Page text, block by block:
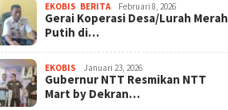
EKOBIS BERITA Februari 8, 2026
Gerai Koperasi Desa/Lurah Merah
Putih di…
EKOBIS Januari 23, 2026
Gubernur NTT Resmikan NTT
Mart by Dekran…